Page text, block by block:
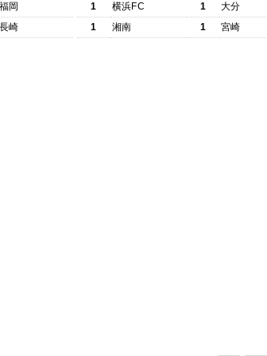
福岡
長崎
1
横浜FC 1
大分
1
湘南 1 宮崎